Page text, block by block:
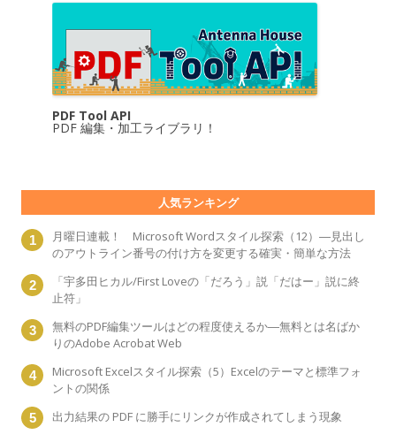
PDF Tool API
PDF 編集・加工ライブラリ！
人気ランキング
月曜日連載！ Microsoft Wordスタイル探索（12）―見出し
のアウトライン番号の付け方を変更する確実・簡単な方法
「宇多田ヒカル/First Loveの「だろう」説「だはー」説に終
止符」
無料のPDF編集ツールはどの程度使えるか―無料とは名ばか
りのAdobe Acrobat Web
Microsoft Excelスタイル探索（5）Excelのテーマと標準フォ
ントの関係
出力結果の PDF に勝手にリンクが作成されてしまう現象